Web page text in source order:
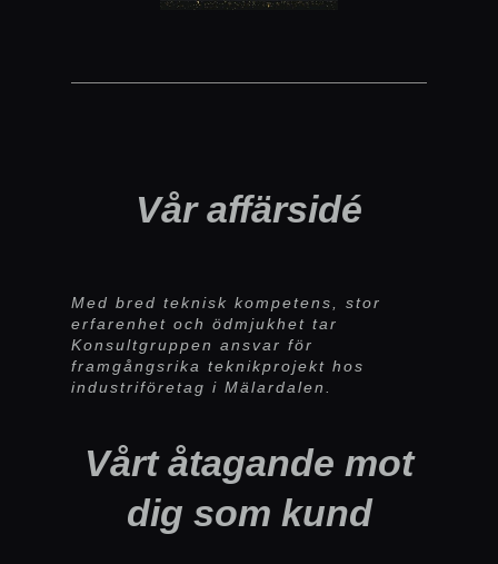
Vår affärsidé
Med bred teknisk kompetens, stor
erfarenhet och ödmjukhet tar
Konsultgruppen ansvar för
framgångsrika teknikprojekt hos
industriföretag i Mälardalen.
Vårt åtagande mot
dig som kund